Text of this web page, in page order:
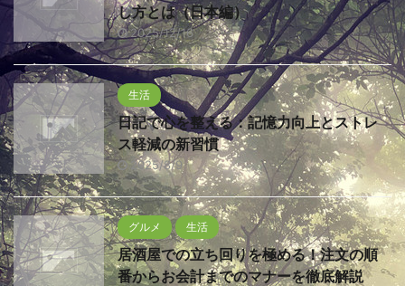
し方とは（日本編）
2025/12/16
生活
日記で心を整える：記憶力向上とストレ
ス軽減の新習慣
2025/8/9
グルメ 生活
居酒屋での立ち回りを極める！注文の順
番からお会計までのマナーを徹底解説